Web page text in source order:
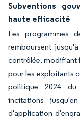
Subventions
haute efficacité
Les programmes
remboursent
contrôlée, modifiant
pour les exploitants
politique 2024
incitations
d'application